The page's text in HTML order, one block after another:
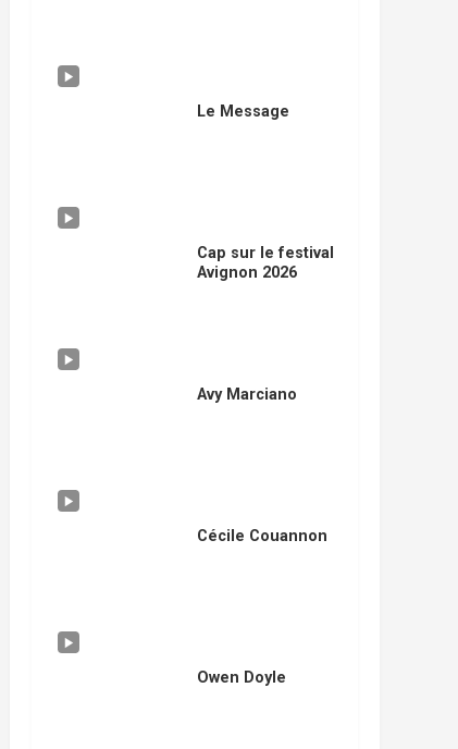
Le Message
Cap sur le festival
Avignon 2026
Avy Marciano
Cécile Couannon
Owen Doyle